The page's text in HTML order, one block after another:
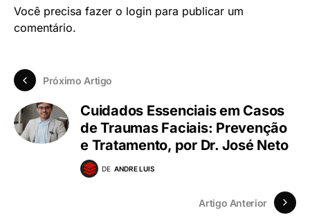
Você precisa fazer o login para publicar um
comentário.
Próximo Artigo
Cuidados Essenciais em Casos
de Traumas Faciais: Prevenção
e Tratamento, por Dr. José Neto
DE ANDRE LUIS
Artigo Anterior